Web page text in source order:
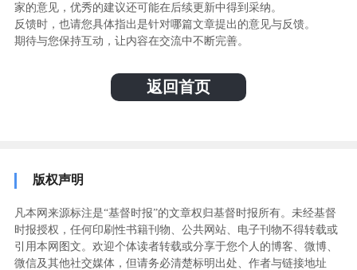
家的意见，优秀的建议还可能在后续更新中得到采纳。
反馈时，也请您具体指出是针对哪篇文章提出的意见与反馈。
期待与您保持互动，让内容在交流中不断完善。
返回首页
版权声明
凡本网来源标注是“基督时报”的文章权归基督时报所有。未经基督
时报授权，任何印刷性书籍刊物、公共网站、电子刊物不得转载或
引用本网图文。欢迎个体读者转载或分享于您个人的博客、微博、
微信及其他社交媒体，但请务必清楚标明出处、作者与链接地址